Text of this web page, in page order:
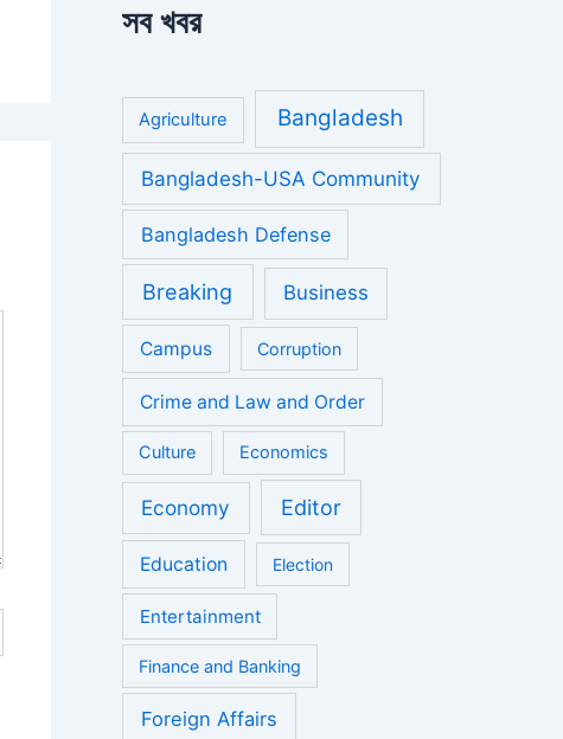
সব খবর
Agriculture Bangladesh
Bangladesh-USA Community
Bangladesh Defense
Breaking Business
Campus Corruption
Crime and Law and Order
Culture Economics
Economy Editor
Education Election
Entertainment
Finance and Banking
Foreign Affairs